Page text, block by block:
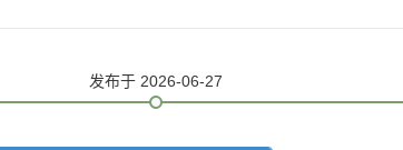
发布于 2026-06-27